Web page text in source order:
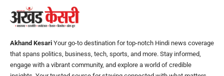
Akhand Kesari Your go-to destination for top-notch Hindi news coverage
that spans politics, business, tech, sports, and more. Stay informed,
engage with a vibrant community, and explore a world of credible